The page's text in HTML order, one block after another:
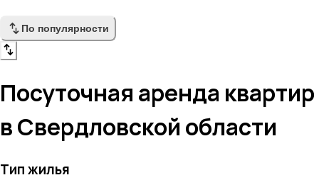
По популярности
Посуточная аренда квартир
в Свердловской области
Тип жилья